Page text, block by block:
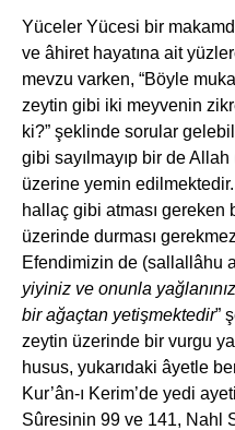
Yüceler Yücesi bir
ve âhiret hayatına ait
mevzu varken, “Böyle
zeytin gibi iki meyvenin
ki?” şeklinde sorular
gibi sayılmayıp bir de
üzerine yemin
hallaç gibi atması gereken
üzerinde durması
Efendimizin de (sallallâhu
yiyiniz ve onunla
bir ağaçtan yetişmektedir”
zeytin üzerinde bir vurgu
husus, yukarıdaki âyetle
Kur’ân-ı Kerim’de yedi
Sûresinin 99 ve 141, Nahl